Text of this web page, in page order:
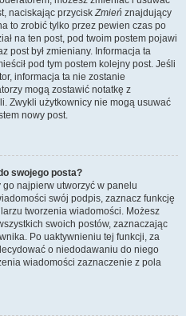
naciskając przyciskZmień znajdujący
to zrobić tylko przez pewien czas po
na ten post, pod twoim postem pojawi
post był zmieniany. Informacja ta
pod tym postem kolejny post. Jeśli
informacja ta nie zostanie
mogą zostawić notatkę z
Zwykli użytkownicy nie mogą usuwać
nowy post.
swojego posta?
najpierw utworzyć w panelu
swój podpis, zaznacz funkcję
tworzenia wiadomości. Możesz
swoich postów, zaznaczając
Po uaktywnieniu tej funkcji, za
o niedodawaniu do niego
wiadomości zaznaczenie z pola